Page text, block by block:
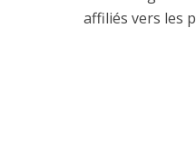
affiliés vers les